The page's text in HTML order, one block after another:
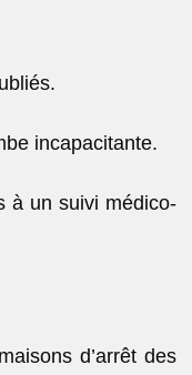
incapacitante.
à un suivi médico-
d’arrêt des